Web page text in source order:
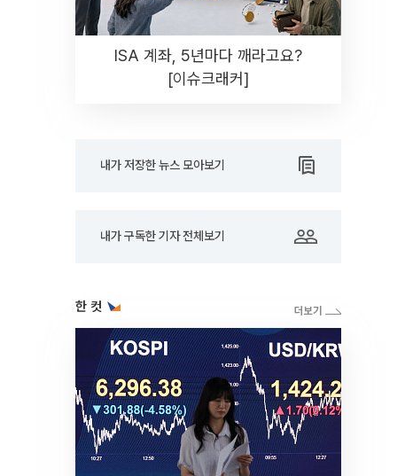
ISA 계좌, 5년마다 깨라고요?
[이슈크래커]
내가 저장한 뉴스 모아보기
내가 구독한 기자 전체보기
한 컷